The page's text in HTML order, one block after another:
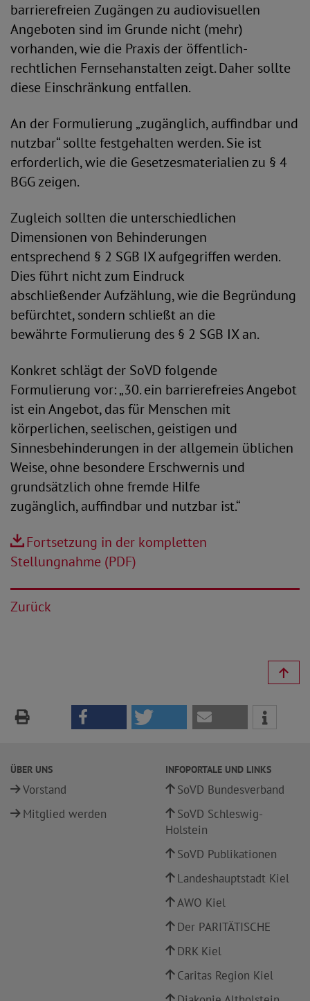
barrierefreien Zugängen zu audiovisuellen
Angeboten sind im Grunde nicht (mehr)
vorhanden, wie die Praxis der öffentlich-
rechtlichen Fernsehanstalten zeigt. Daher sollte
diese Einschränkung entfallen.
An der Formulierung „zugänglich, auffindbar und
nutzbar“ sollte festgehalten werden. Sie ist
erforderlich, wie die Gesetzesmaterialien zu § 4
BGG zeigen.
Zugleich sollten die unterschiedlichen
Dimensionen von Behinderungen
entsprechend § 2 SGB IX aufgegriffen werden.
Dies führt nicht zum Eindruck
abschließender Aufzählung, wie die Begründung
befürchtet, sondern schließt an die
bewährte Formulierung des § 2 SGB IX an.
Konkret schlägt der SoVD folgende
Formulierung vor: „30. ein barrierefreies Angebot
ist ein Angebot, das für Menschen mit
körperlichen, seelischen, geistigen und
Sinnesbehinderungen in der allgemein üblichen
Weise, ohne besondere Erschwernis und
grundsätzlich ohne fremde Hilfe
zugänglich, auffindbar und nutzbar ist.“
Fortsetzung in der kompletten
Stellungnahme (PDF)
Zurück
ÜBER UNS
Vorstand
Mitglied werden
INFOPORTALE UND LINKS
SoVD Bundesverband
SoVD Schleswig-
Holstein
SoVD Publikationen
Landeshauptstadt Kiel
AWO Kiel
Der PARITÄTISCHE
DRK Kiel
Caritas Region Kiel